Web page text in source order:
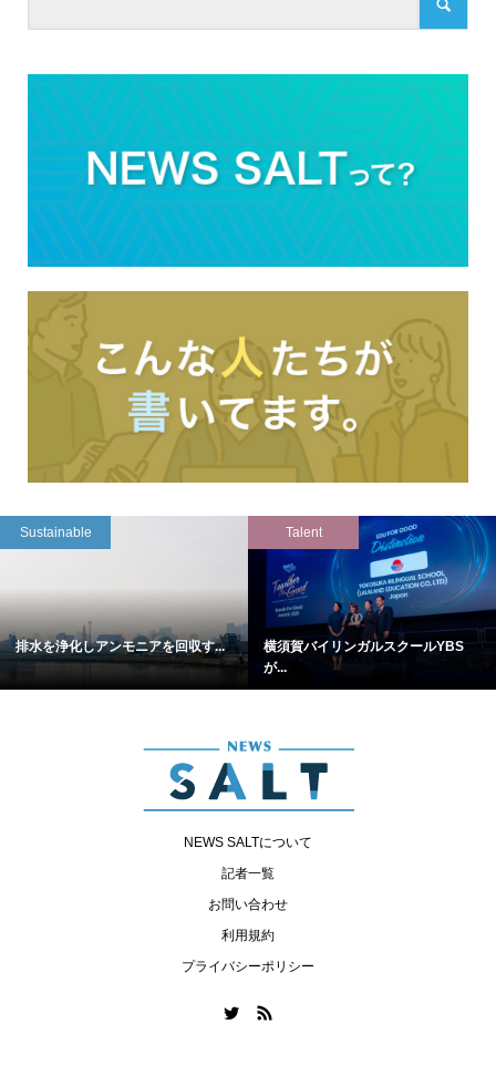
Sustainable
排水を浄化しアンモニアを回収す...
Talent
横須賀バイリンガルスクールYBS
が...
NEWS SALTについて
記者一覧
お問い合わせ
利用規約
プライバシーポリシー